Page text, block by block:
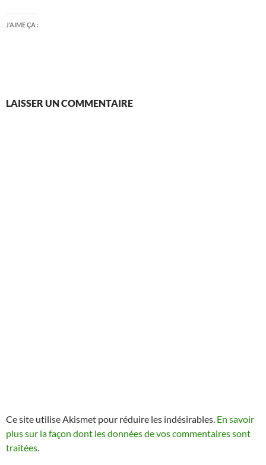
J’AIME ÇA :
LAISSER UN COMMENTAIRE
Ce site utilise Akismet pour réduire les indésirables. En savoir
plus sur la façon dont les données de vos commentaires sont
traitées